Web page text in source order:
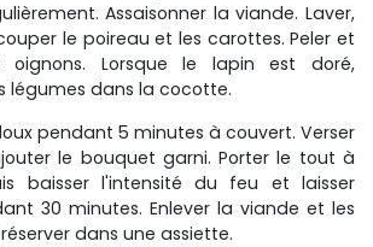
Assaisonner la viande. Laver,
le poireau et les carottes. Peler et
oignons. Lorsque le lapin est doré,
légumes dans la cocotte.
pendant 5 minutes à couvert. Verser
le bouquet garni. Porter le tout à
baisser l'intensité du feu et laisser
30 minutes. Enlever la viande et les
dans une assiette.